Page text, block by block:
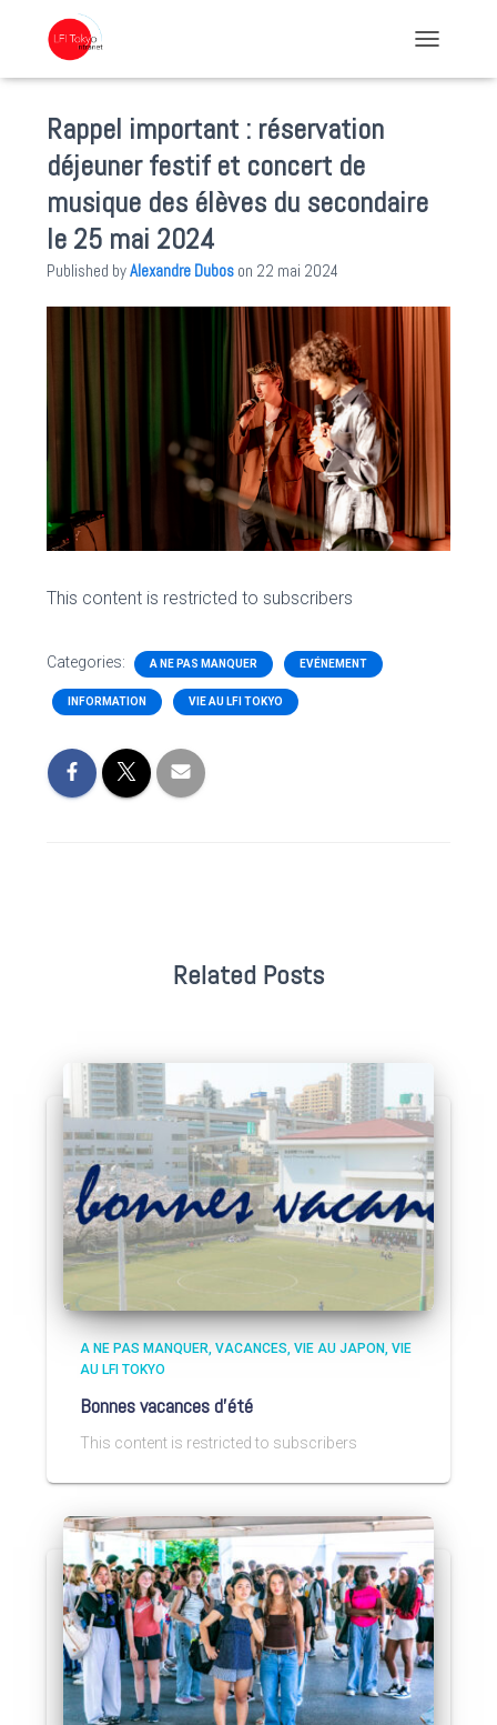
Rappel important : réservation
déjeuner festif et concert de
musique des élèves du secondaire
le 25 mai 2024
Published byAlexandre Dubos on 22 mai 2024
This content is restricted to subscribers
Categories: A NE PAS MANQUER EVÉNEMENT
INFORMATION VIE AU LFI TOKYO
Related Posts
A NE PAS MANQUER VACANCES VIE AU JAPON VIE
AU LFI TOKYO
Bonnes vacances d’été
This content is restricted to subscribers